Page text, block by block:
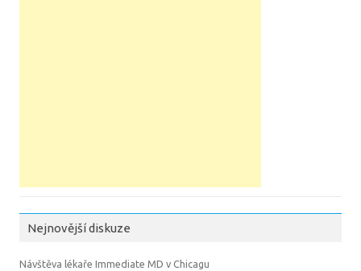
Nejnovější diskuze
Návštěva lékaře Immediate MD v Chicagu